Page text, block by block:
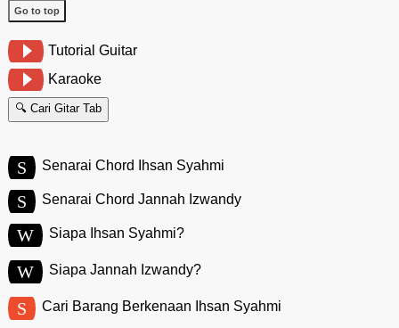
Go to top
Tutorial Guitar
Karaoke
🔍 Cari Gitar Tab
S Senarai Chord Ihsan Syahmi
S Senarai Chord Jannah Izwandy
W Siapa Ihsan Syahmi?
W Siapa Jannah Izwandy?
S Cari Barang Berkenaan Ihsan Syahmi